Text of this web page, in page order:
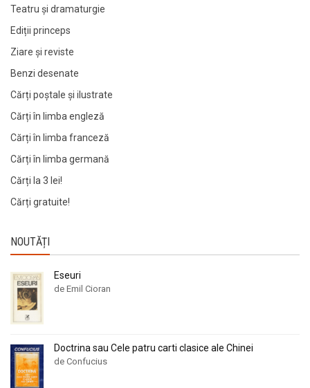
Teatru și dramaturgie
Ediții princeps
Ziare şi reviste
Benzi desenate
Cărți poștale și ilustrate
Cărți în limba engleză
Cărți în limba franceză
Cărți în limba germană
Cărți la 3 lei!
Cărți gratuite!
NOUTĂȚI
Eseuri
de Emil Cioran
Doctrina sau Cele patru carti clasice ale Chinei
de Confucius